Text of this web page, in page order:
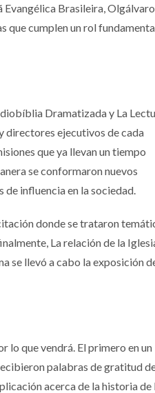
Brasileira, Olgálvaro
que cumplen un rol
Dramatizada y La
directores ejecutivos de cada
que ya llevan un tiempo
se conformaron nuevos
influencia en la sociedad.
donde se trataron
La relación de la
se llevó a cabo la exposición
lo que vendrá. El primero en un
palabras de gratitud
acerca de la historia de